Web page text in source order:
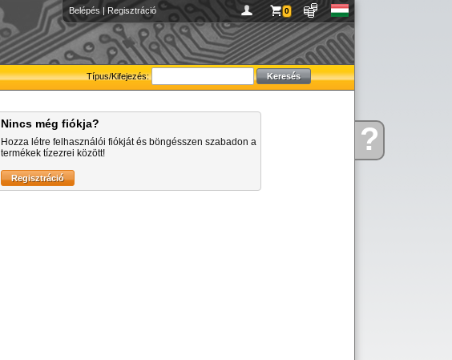
Kérdése?
Belépés | Regisztráció 0
Típus/Kifejezés:
Nincs még fiókja?
Hozza létre felhasználói fiókját és böngésszen szabadon a
termékek tízezrei között!